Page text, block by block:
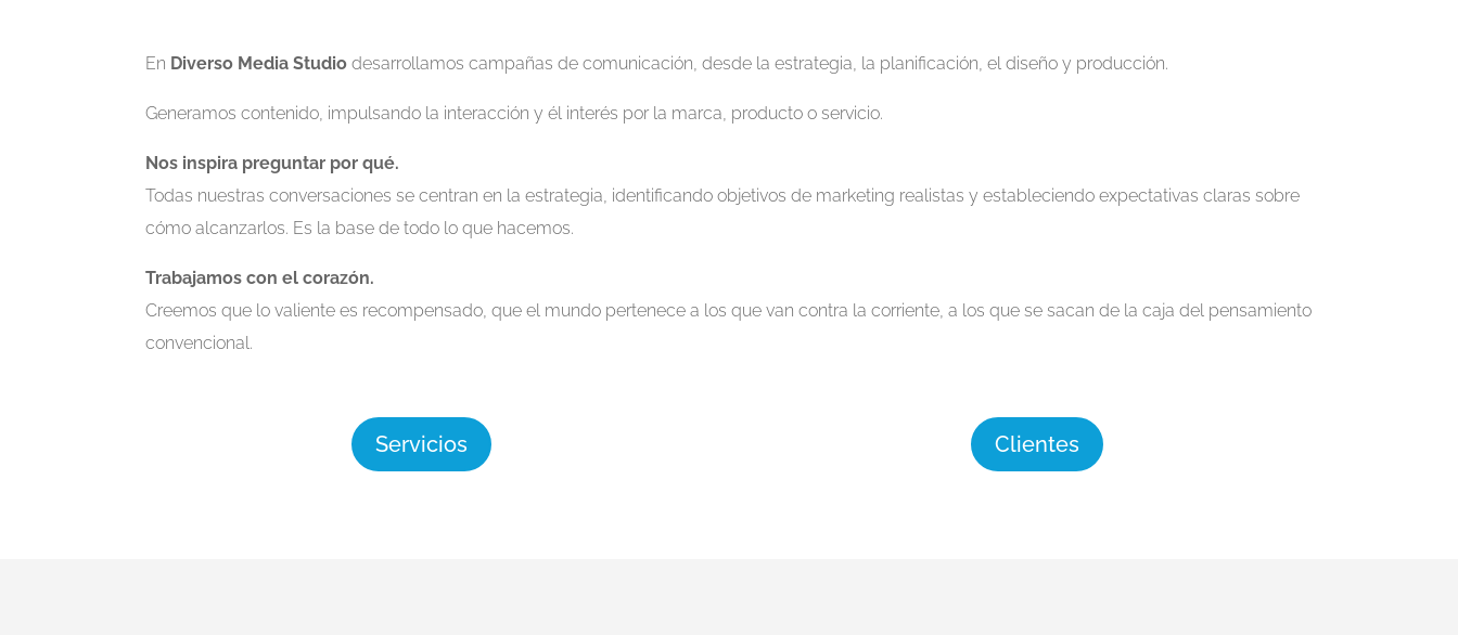
En Diverso Media Studio desarrollamos campañas de comunicación, desde la estrategia, la planificación, el diseño y producción.
Generamos contenido, impulsando la interacción y él interés por la marca, producto o servicio.
Nos inspira preguntar por qué.
Todas nuestras conversaciones se centran en la estrategia, identificando objetivos de marketing realistas y estableciendo expectativas claras sobre
cómo alcanzarlos. Es la base de todo lo que hacemos.
Trabajamos con el corazón.
Creemos que lo valiente es recompensado, que el mundo pertenece a los que van contra la corriente, a los que se sacan de la caja del pensamiento
convencional.
Servicios Clientes